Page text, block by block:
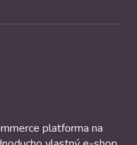
platforma na